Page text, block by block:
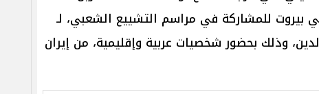
بيروت للمشاركة في مراسم التشييع الشعبي، لـ
وذلك بحضور شخصيات عربية وإقليمية، من إيران